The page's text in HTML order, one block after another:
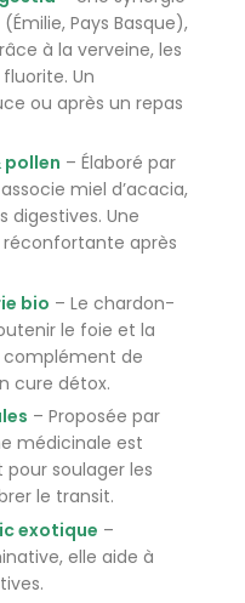
(Émilie, Pays Basque),
à la verveine, les
Un
ou après un repas
pollen – Élaboré par
miel d’acacia,
Une
après
bio – Le chardon-
le foie et la
complément de
cure détox.
– Proposée par
médicinale est
soulager les
le transit.
exotique –
elle aide à